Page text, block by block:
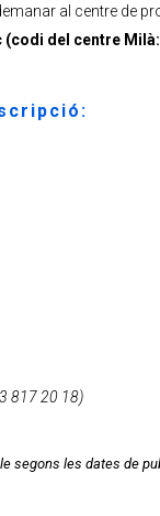
al centre de
del centre Milà:
:
817 20 18)
segons les dates de